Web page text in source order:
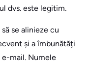
dvs. este legitim.
se alinieze cu
și a îmbunătăți
mail. Numele